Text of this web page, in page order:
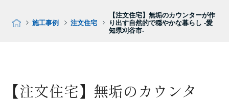
施工事例 注文住宅
【注文住宅】無垢のカウンターが作
り出す自然的で穏やかな暮らし -愛
知県刈谷市-
【注文住宅】無垢のカウンタ